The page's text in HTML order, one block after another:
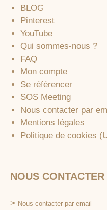
BLOG
Pinterest
YouTube
Qui sommes-nous ?
FAQ
Mon compte
Se référencer
SOS Meeting
Nous contacter par
Mentions légales
Politique de cookies
NOUS CONTACTER
> Nous contacter par email